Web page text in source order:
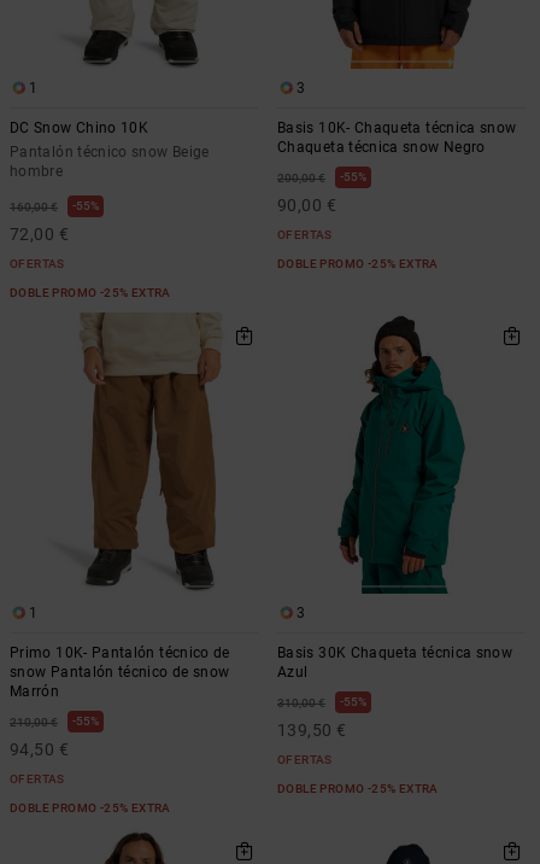
1
DC Snow Chino 10K
Pantalón técnico snow Beige
hombre
160,00 € 55%
72,00 €
OFERTAS
DOBLE PROMO -25% EXTRA
3
Basis 10K- Chaqueta técnica snow
Chaqueta técnica snow Negro
200,00 € 55%
90,00 €
OFERTAS
DOBLE PROMO -25% EXTRA
1
Primo 10K- Pantalón técnico de
snow Pantalón técnico de snow
Marrón
210,00 € 55%
94,50 €
OFERTAS
DOBLE PROMO -25% EXTRA
3
Basis 30K Chaqueta técnica snow
Azul
310,00 € 55%
139,50 €
OFERTAS
DOBLE PROMO -25% EXTRA